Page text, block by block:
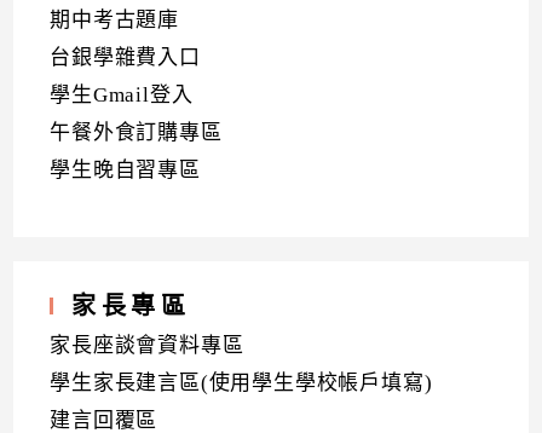
期中考古題庫
台銀學雜費入口
學生Gmail登入
午餐外食訂購專區
學生晚自習專區
家長專區
家長座談會資料專區
學生家長建言區(使用學生學校帳戶填寫)
建言回覆區